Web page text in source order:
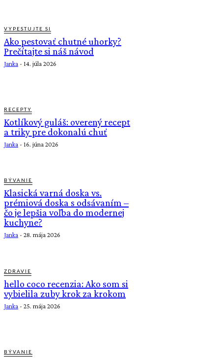
VYPESTUJTE SI
Ako pestovať chutné uhorky?
Prečítajte si náš návod
Janka - 14. júla 2026
RECEPTY
Kotlíkový guláš: overený recept
a triky pre dokonalú chuť
Janka - 16. júna 2026
BÝVANIE
Klasická varná doska vs.
prémiová doska s odsávaním –
čo je lepšia voľba do modernej
kuchyne?
Janka - 28. mája 2026
ZDRAVIE
hello coco recenzia: Ako som si
vybielila zuby krok za krokom
Janka - 25. mája 2026
BÝVANIE